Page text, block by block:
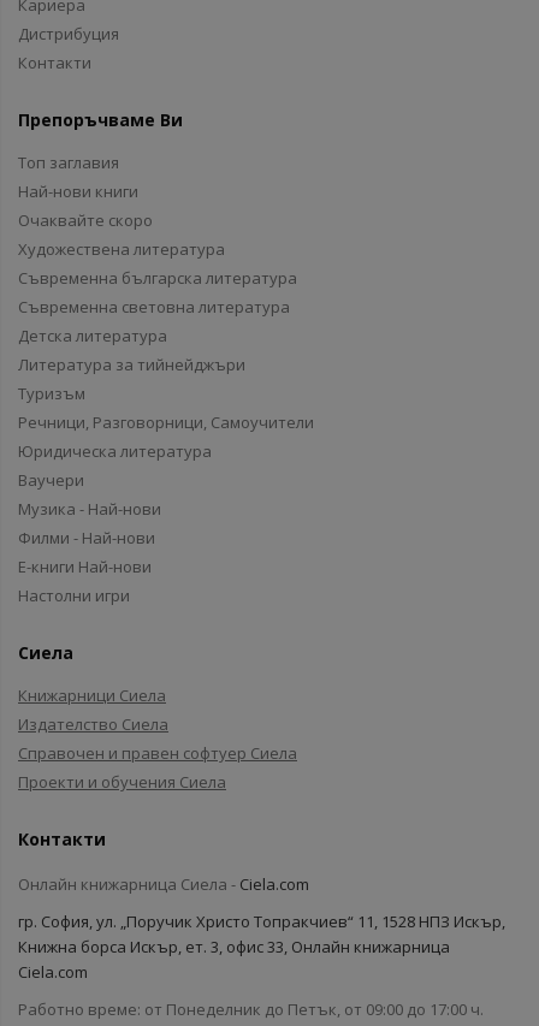
Кариера
Дистрибуция
Контакти
Препоръчваме Ви
Топ заглавия
Най-нови книги
Очаквайте скоро
Художествена литература
Съвременна българска литература
Съвременна световна литература
Детска литература
Литература за тийнейджъри
Туризъм
Речници, Разговорници, Самоучители
Юридическа литература
Ваучери
Музика - Най-нови
Филми - Най-нови
Е-книги Най-нови
Настолни игри
Сиела
Книжарници Сиела
Издателство Сиела
Справочен и правен софтуер Сиела
Проекти и обучения Сиела
Контакти
Онлайн книжарница Сиела - Ciela.com
гр. София, ул. „Поручик Христо Топракчиев“ 11, 1528 НПЗ Искър,
Книжна борса Искър, ет. 3, офис 33, Онлайн книжарница
Ciela.com
Работно време: от Понеделник до Петък, от 09:00 до 17:00 ч.